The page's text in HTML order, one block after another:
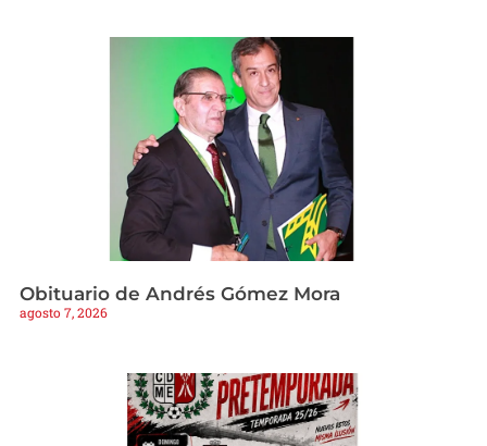
Obituario de Andrés Gómez Mora
agosto 7, 2026